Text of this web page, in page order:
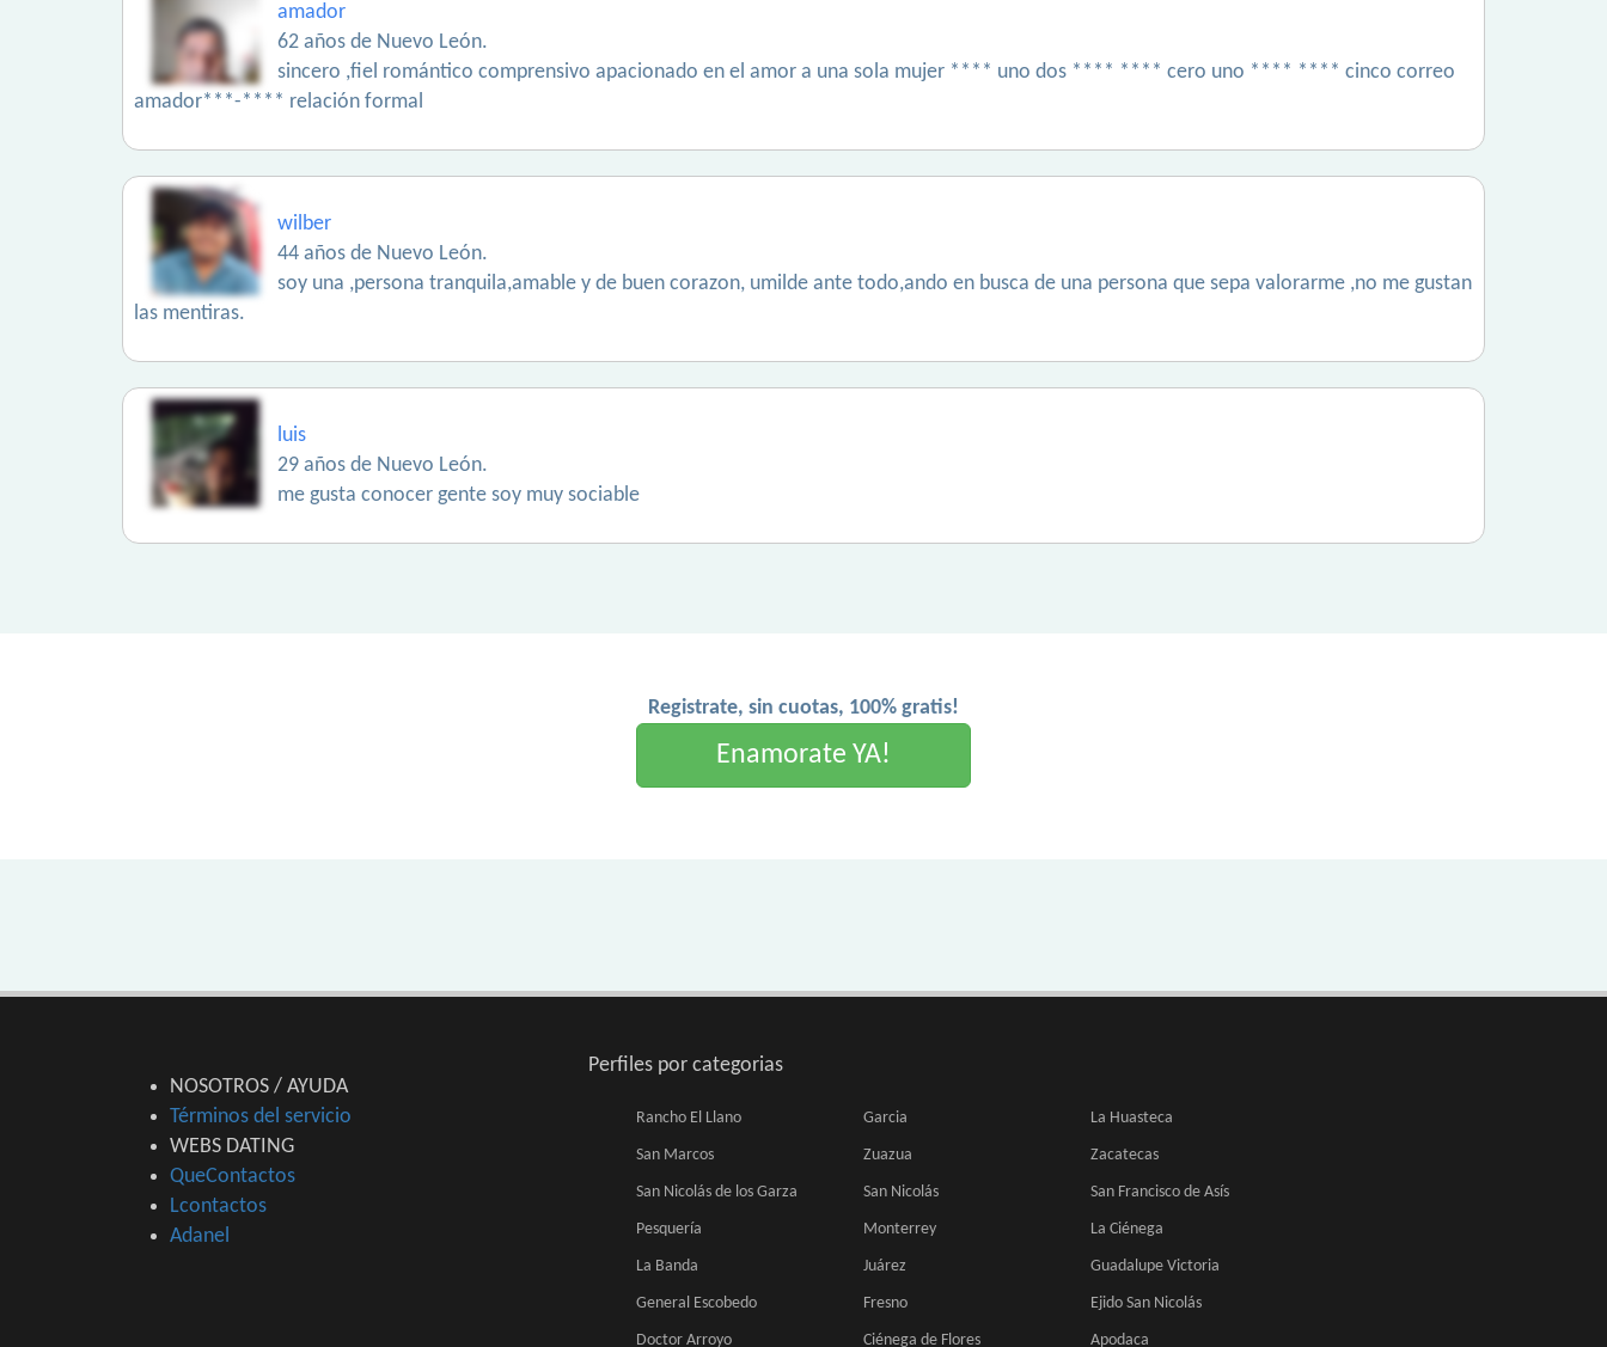
amador
62 años de Nuevo León.
sincero ,fiel romántico comprensivo apacionado en el amor a una sola mujer **** uno dos **** **** cero uno **** **** cinco correo
amador***-**** relación formal
wilber
44 años de Nuevo León.
soy una ,persona tranquila,amable y de buen corazon, umilde ante todo,ando en busca de una persona que sepa valorarme ,no me gustan
las mentiras.
luis
29 años de Nuevo León.
me gusta conocer gente soy muy sociable
Registrate, sin cuotas, 100% gratis!
Enamorate YA!
NOSOTROS / AYUDA
Términos del servicio
WEBS DATING
QueContactos
Lcontactos
Adanel
Perfiles por categorias
Rancho El Llano Garcia La Huasteca
San Marcos Zuazua Zacatecas
San Nicolás de los Garza San Nicolás San Francisco de Asís
Pesquería Monterrey La Ciénega
La Banda Juárez Guadalupe Victoria
General Escobedo Fresno Ejido San Nicolás
Doctor Arroyo Ciénega de Flores Apodaca